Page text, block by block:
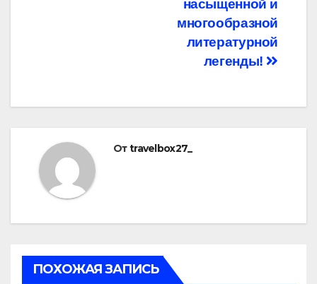
насыщенной и
многообразной
литературной
легенды!
Отtravelbox27_
ПОХОЖАЯ ЗАПИСЬ